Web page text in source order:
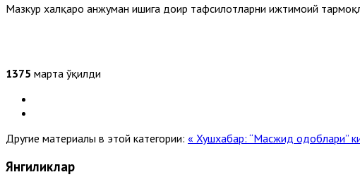
Мазкур халқаро анжуман ишига доир тафсилотларни ижтимоий
1375 марта ўқилди
Другие материалы в этой категории: « Хушхабар: “Масжид одоблари”
Янгиликлар